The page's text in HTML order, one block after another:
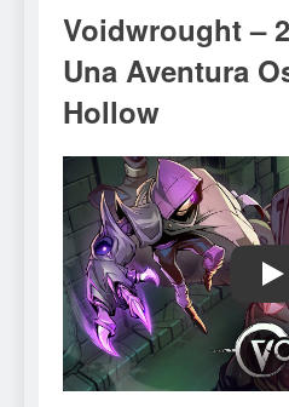
Voidwrought –
Una Aventura
Hollow
Play